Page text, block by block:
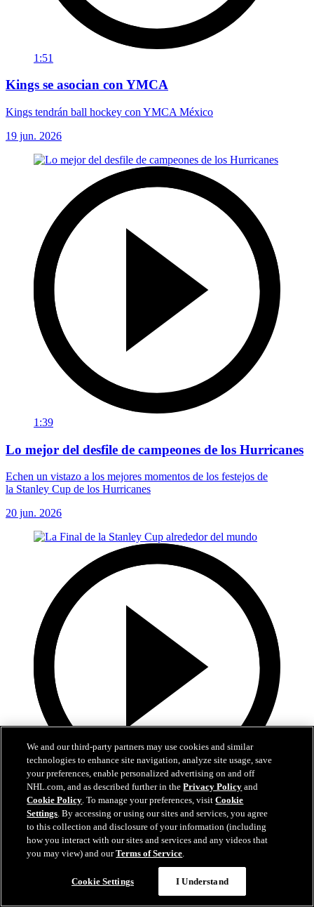
1:51
Kings se asocian con YMCA
Kings tendrán ball hockey con YMCA México
19 jun. 2026
1:39
Lo mejor del desfile de campeones de los Hurricanes
Echen un vistazo a los mejores momentos de los festejos de
la Stanley Cup de los Hurricanes
20 jun. 2026
10:17
La Final de la Stanley Cup alrededor del mundo
Reviva los mejores momentos de la Final en 21 transmisiones y 14
We and our third-party partners may use cookies and similar
technologies to enhance site navigation, analyze site usage, save
your preferences, enable personalized advertising on and off
NHL.com, and as described further in thePrivacy Policy and
Cookie Policy. To manage your preferences, visitCookie
Settings. By accessing or using our sites and services, you agree
to this collection and disclosure of your information (including
how you interact with our sites and services and any videos that
you may view) and ourTerms of Service.
Cookie Settings I Understand